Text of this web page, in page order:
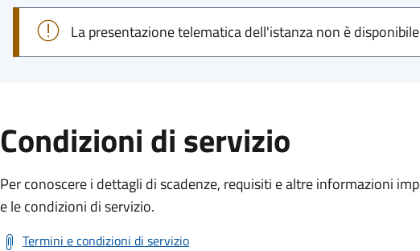
La presentazione telematica dell'istanza non è disponibile
Condizioni di servizio
Per conoscere i dettagli di scadenze, requisiti e altre informazioni
e le condizioni di servizio.
Termini e condizioni di servizio